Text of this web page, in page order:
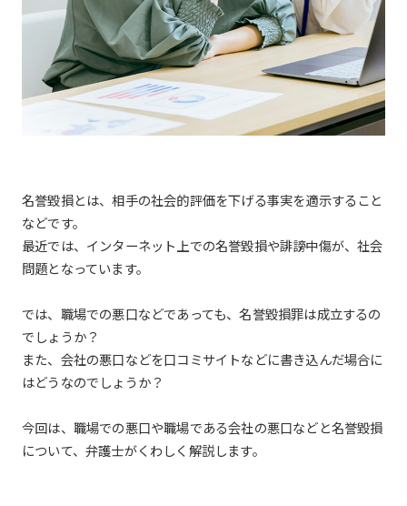
名誉毀損とは、相手の社会的評価を下げる事実を適示すること
などです。
最近では、インターネット上での名誉毀損や誹謗中傷が、社会
問題となっています。
では、職場での悪口などであっても、名誉毀損罪は成立するの
でしょうか？
また、会社の悪口などを口コミサイトなどに書き込んだ場合に
はどうなのでしょうか？
今回は、職場での悪口や職場である会社の悪口などと名誉毀損
について、弁護士がくわしく解説します。